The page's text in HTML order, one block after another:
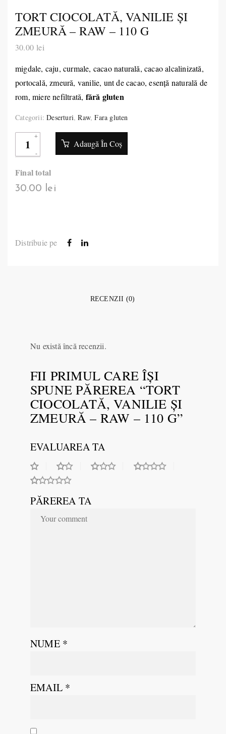
TORT CIOCOLATĂ, VANILIE ŞI
ZMEURĂ – RAW – 110 G
30.00 lei
migdale, caju, curmale, cacao naturală, cacao alcalinizată,
portocală, zmeură, vanilie, unt de cacao, esenţă naturală de
rom, miere nefiltrată, fără gluten
Categorii:Deserturi,Raw,Fara gluten
Adaugă În Coș
Final total
30.00 lei
Distribuie pe
RECENZII (0)
Nu există încă recenzii.
FII PRIMUL CARE ÎȘI
SPUNE PĂREREA “TORT
CIOCOLATĂ, VANILIE ŞI
ZMEURĂ – RAW – 110 G”
EVALUAREA TA
PĂREREA TA
NUME *
EMAIL *